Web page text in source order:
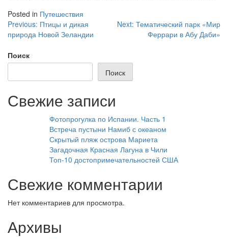
Posted in Путешествия
Навигация
по
записям
Previous: Птицы и дикая
природа Новой Зеландии
Next: Тематический парк «Мир
Феррари в Абу Даби»
Поиск
Поиск
Свежие записи
Фотопрогулка по Испании. Часть 1
Встреча пустыни Намиб с океаном
Скрытый пляж острова Мариета
Загадочная Красная Лагуна в Чили
Топ-10 достопримечательностей США
Свежие комментарии
Нет комментариев для просмотра.
Архивы